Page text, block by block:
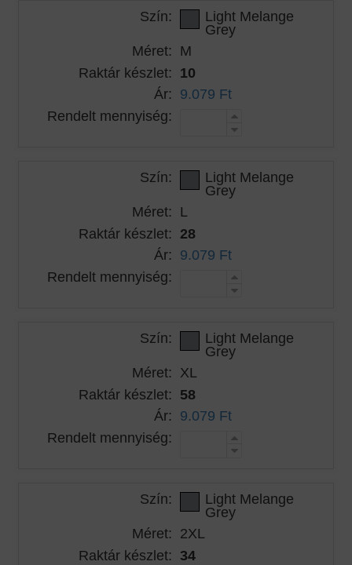
Szín: Light Melange
Grey
Méret: M
Raktár készlet: 10
Ár: 9.079 Ft
Rendelt mennyiség:
Szín: Light Melange
Grey
Méret: L
Raktár készlet: 28
Ár: 9.079 Ft
Rendelt mennyiség:
Szín: Light Melange
Grey
Méret: XL
Raktár készlet: 58
Ár: 9.079 Ft
Rendelt mennyiség:
Szín: Light Melange
Grey
Méret: 2XL
Raktár készlet: 34